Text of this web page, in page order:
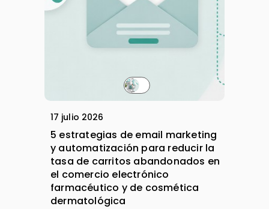
17 julio 2026
5 estrategias de email marketing
y automatización para reducir la
tasa de carritos abandonados en
el comercio electrónico
farmacéutico y de cosmética
dermatológica